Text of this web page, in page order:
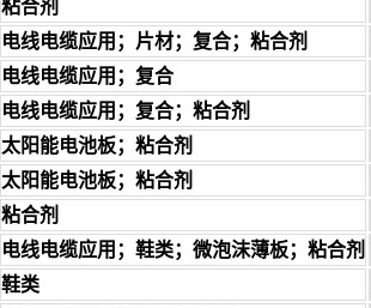
粘合剂
电线电缆应用；片材；复合；粘合剂
电线电缆应用；复合
电线电缆应用；复合；粘合剂
太阳能电池板；粘合剂
太阳能电池板；粘合剂
粘合剂
电线电缆应用；鞋类；微泡沫薄板；粘合剂
鞋类